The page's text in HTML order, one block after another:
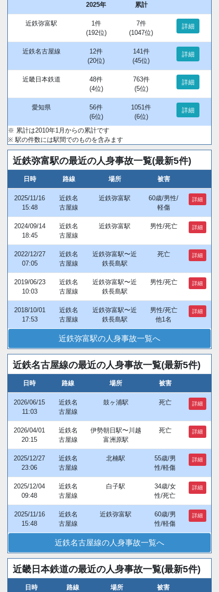
2025年 累計
近鉄弥富駅
1件
(192位)
7件
(1047位)
詳細
近鉄名古屋線
12件
(20位)
141件
(45位)
詳細
近畿日本鉄道
48件
(4位)
763件
(5位)
詳細
愛知県
56件
(6位)
1051件
(6位)
詳細
※ 累計は2010年1月からの累計です
※ 駅の件数には駅間でのものを含みます
近鉄弥富駅の最近の人身事故一覧(最新5件)
日時 路線 場所 被害
2025/11/16
15:48
近鉄名
古屋線
近鉄弥富駅
60歳/男性/
軽傷
詳細
2024/09/14
18:45
近鉄名
古屋線
近鉄弥富駅 男性/死亡 詳細
2022/12/27
07:05
近鉄名
古屋線
近鉄弥富駅〜近
鉄長島駅
死亡 詳細
2019/06/23
10:03
近鉄名
古屋線
近鉄弥富駅〜近
鉄長島駅
男性/死亡 詳細
2018/10/01
17:53
近鉄名
古屋線
近鉄弥富駅〜近
鉄長島駅
男性/死亡
他1名
詳細
近鉄弥富駅の人身事故一覧へ
近鉄名古屋線の最近の人身事故一覧(最新5件)
日時 路線 場所 被害
2026/06/15
11:03
近鉄名
古屋線
鼓ヶ浦駅 死亡 詳細
2026/04/01
20:15
近鉄名
古屋線
伊勢朝日駅〜川越
富洲原駅
死亡 詳細
2025/12/27
23:06
近鉄名
古屋線
北楠駅
55歳/男
性/軽傷
詳細
2025/12/04
09:48
近鉄名
古屋線
白子駅
34歳/女
性/死亡
詳細
2025/11/16
15:48
近鉄名
古屋線
近鉄弥富駅
60歳/男
性/軽傷
詳細
近鉄名古屋線の人身事故一覧へ
近畿日本鉄道の最近の人身事故一覧(最新5件)
日時 路線 場所 被害